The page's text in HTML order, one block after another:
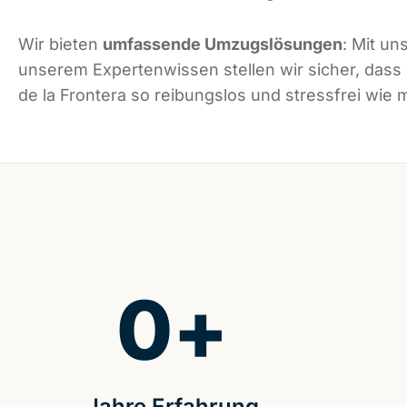
Wir bieten umfassende Umzugslösungen: Mit
unserem Expertenwissen stellen wir sicher,
de la Frontera so reibungslos und stressfrei wie
0+